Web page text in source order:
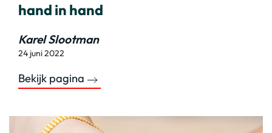
hand in hand
Karel Slootman
24 juni 2022
Bekijk pagina